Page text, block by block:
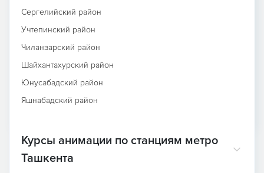
Сергелийский район
Учтепинский район
Чиланзарский район
Шайхантахурский район
Юнусабадский район
Яшнабадский район
Курсы анимации по станциям метро
Ташкента